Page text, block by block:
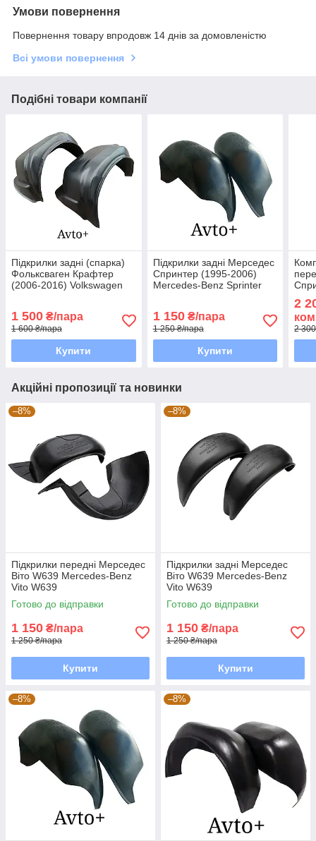
Умови повернення
Повернення товару впродовж 14 днів за домовленістю
Всі умови повернення
Подібні товари компанії
Підкрилки задні (спарка)
Фольксваген Крафтер
(2006-2016) Volkswagen
1 500 ₴/пара
1 600 ₴/пара
Купити
Підкрилки задні Мерседес
Спринтер (1995-2006)
Mercedes-Benz Sprinter
1 150₴/пара
1 250 ₴/пара
Купити
2
2
Акційні пропозиції та новинки
–8%
Підкрилки передні Мерседес
Віто W639 Mercedes-Benz
Vito W639
Готово до відправки
1 150 ₴/пара
1 250 ₴/пара
Купити
–8%
Підкрилки задні Мерседес
Віто W639 Mercedes-Benz
Vito W639
Готово до відправки
1 150 ₴/пара
1 250 ₴/пара
Купити
–8% –8%